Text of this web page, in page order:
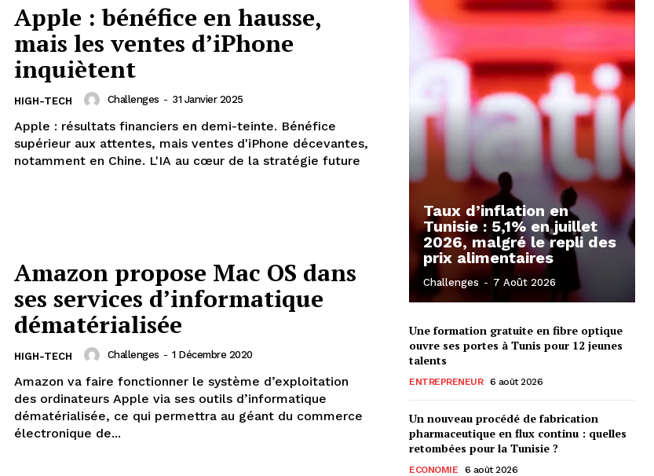
Apple : bénéfice en hausse,
mais les ventes d’iPhone
inquiètent
HIGH-TECH Challenges - 31 Janvier 2025
Apple : résultats financiers en demi-teinte. Bénéfice
supérieur aux attentes, mais ventes d'iPhone décevantes,
notamment en Chine. L'IA au cœur de la stratégie future
Amazon propose Mac OS dans
ses services d’informatique
dématérialisée
HIGH-TECH Challenges - 1 Décembre 2020
Amazon va faire fonctionner le système d’exploitation
des ordinateurs Apple via ses outils d’informatique
dématérialisée, ce qui permettra au géant du commerce
électronique de...
Taux d’inflation en
Tunisie : 5,1% en juillet
2026, malgré le repli des
prix alimentaires
Challenges - 7 Août 2026
Une formation gratuite en fibre optique
ouvre ses portes à Tunis pour 12 jeunes
talents
ENTREPRENEUR 6 août 2026
Un nouveau procédé de fabrication
pharmaceutique en flux continu : quelles
retombées pour la Tunisie ?
ECONOMIE 6 août 2026